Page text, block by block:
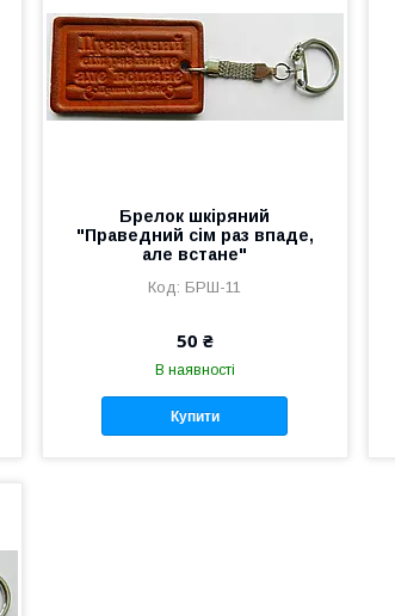
Брелок шкіряний
"Праведний сім раз впаде,
але встане"
БРШ-11
50 ₴
В наявності
Купити